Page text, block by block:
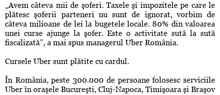
„Avem câteva mii de şoferi. Taxele şi impozitele pe care le
plătesc şoferii parteneri nu sunt de ignorat, vorbim de
câteva milioane de lei la bugetele locale. 80% din valoarea
unei curse ajunge la şofer. Este o activitate sută la sută
fiscalizată”, a mai spus managerul Uber România.
Cursele Uber sunt plătite cu cardul.
În România, peste 300.000 de persoane folosesc serviciile
Uber în oraşele Bucureşti, Cluj-Napoca, Timişoara şi Braşov